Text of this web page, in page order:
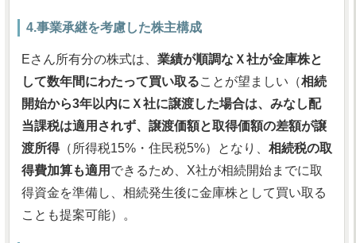
4.事業承継を考慮した株主構成
Eさん所有分の株式は、 業績が順調なＸ社が金庫株と
して数年間にわたって買い取ることが望ましい（相続
開始から3年以内にＸ社に譲渡した場合は、みなし配
当課税は適用されず、譲渡価額と取得価額の差額が譲
渡所得（所得税15%・住民税5%）となり、 相続税の取
得費加算も適用 できるため、X社が相続開始までに取
得資金を準備し、相続発生後に金庫株として買い取る
ことも提案可能）。